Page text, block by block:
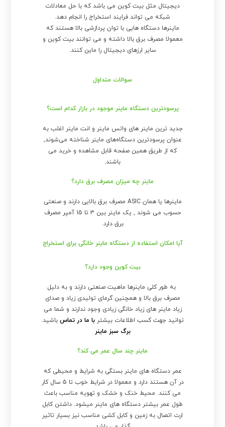
دیجیتال مثل بیت کوین می باشد که با حل معادلات
شبکه می تواند فرایند استخراج را انجام دهد.
ماینرها دستگاه هایی با توان پردازشی بالا هستند که
معمولا مصرف برق بالا داشته و می توانند بیت کوین و
سایر ارزهای دیجیتال را ماین کنند.
سوالات متداول
پرسودترین دستگاه ماینر موجود در بازار کدام است؟
جدید ترین ماینر های واتس ماینر و انت ماینر اغلب به
عنوان پرسودترین دستگاه‌های ماینر شناخته می‌شوند,
که از طریق همین صفحه قابل مشاهده و خرید می
باشند.
ماینر چه میزان مصرف برق دارد؟
ماینرها یا همان ASIC مصرف برق بالایی دارند و صنعتی
حسوب می شوند , یک ماینر بین 3 تا 15 آمپر مصرف
برق دارد.
آیا امکان استفاده از دستگاه ماینر خانگی برای استخراج
بیت کوین وجود دارد؟
به طور کلی ماینرها ماهیت صنعتی دارند و به دلیل
مصرف برق بالا و همچنین گرمای تولیدی زیاد و صدای
زیاد ماینر های زیاد خانگی زیادی وجود ندارند و شما می
توانید جهت کسب اطلاعات بیشتر با ما در تماسباشید.
برگ سبز ماینر
ماینر چند سال عمر می کند؟
عمر دستگاه های ماینر بستگی به شرایط و محیطی که
در آن هستند دارد و معمولا در شرایط خوب تا 5 سال کار
می کنند. محیط خنک و خشک و تهویه مناسب باعث
طول عمر بیشتر دستگاه های ماینر میشود. داشتن کابل
ارت اتصال به زمین و کابل کشی مناسب نیز بسیار تاثیر